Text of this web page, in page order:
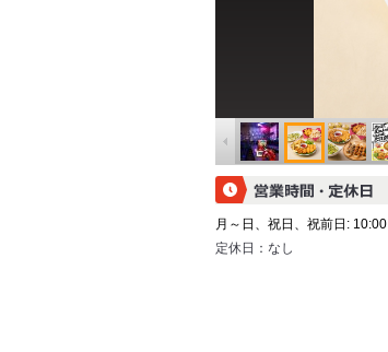
月～日、祝日、祝前日:
定休日： なし